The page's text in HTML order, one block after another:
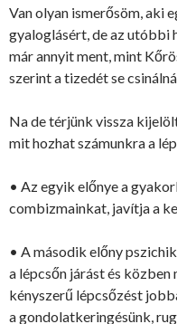
Van olyan ismerősöm, aki
gyaloglásért, de az utóbbi
már annyit ment, mint
szerint a tizedét se
Na de térjünk vissza
mit hozhat számunkra a
• Az egyik előnye a
combizmainkat, javítja a
• A második előny
a lépcsőn járást és
kényszerű lépcsőzést
a gondolatkeringésünk,